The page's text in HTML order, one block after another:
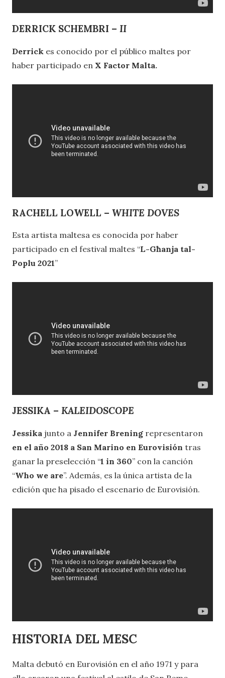
DERRICK SCHEMBRI – II
Derrick es conocido por el público maltes por
haber participado en X Factor Malta.
RACHELL LOWELL – WHITE DOVES
Esta artista maltesa es conocida por haber
participado en el festival maltes “L-Għanja tal-
Poplu 2021”
JESSIKA – KALEIDOSCOPE
Jessika junto a Jennifer Brening representaron
en el año 2018 a San Marino en Eurovisión tras
ganar la preselección “1 in 360” con la canción
“Who we are”. Además, es la única artista de la
edición que ha pisado el escenario de Eurovisión.
HISTORIA DEL MESC
Malta debutó en Eurovisión en el año 1971 y para